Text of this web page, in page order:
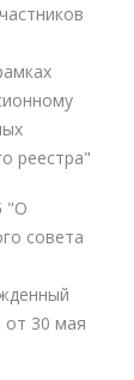
реестра"
"О
совета
от 30 мая